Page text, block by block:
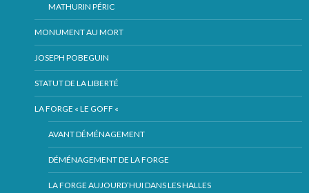
MATHURIN PÉRIC
MONUMENT AU MORT
JOSEPH POBEGUIN
STATUT DE LA LIBERTÉ
LA FORGE « LE GOFF «
AVANT DÉMÉNAGEMENT
DÉMÉNAGEMENT DE LA FORGE
LA FORGE AUJOURD’HUI DANS LES HALLES